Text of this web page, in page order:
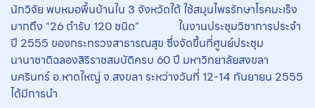
นักวิจัย พบหมอพื้นบ้านใน 3 จังหวัดใต้ ใช้สมุนไพรรักษาโรคมะเร็ง
มากถึง “26 ตำรับ 120 ชนิด” ในงานประชุมวิชาการประจำ
ปี 2555 ของกระทรวงสาธารณสุข ซึ่งจัดขึ้นที่ศูนย์ประชุม
นานาชาติฉลองสิริราชสมบัติครบ 60 ปี มหาวิทยาลัยสงขลา
นครินทร์ อ.หาดใหญ่ จ.สงขลา ระหว่างวันที่ 12-14 กันยายน 2555
ได้มีการนำ